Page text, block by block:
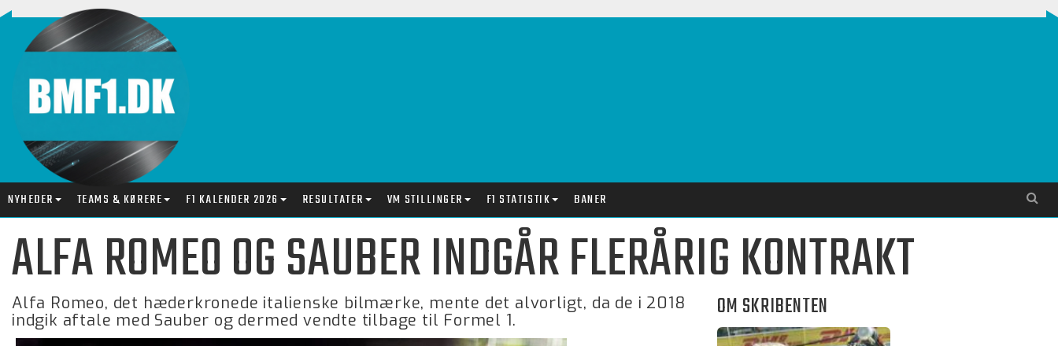
NYHEDER TEAMS & KØRERE F1 KALENDER 2026 RESULTATER VM STILLINGER F1 STATISTIK BANER
ALFA ROMEO OG SAUBER INDGÅR FLERÅRIG KONTRAKT
Alfa Romeo, det hæderkronede italienske bilmærke, mente det alvorligt, da de i 2018
indgik aftale med Sauber og dermed vendte tilbage til Formel 1.
OM SKRIBENTEN